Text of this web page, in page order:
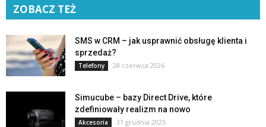
ZOBACZ TEŻ
SMS w CRM – jak usprawnić obsługę klienta i
sprzedaż?
Telefony 28 czerwca 2026
Simucube – bazy Direct Drive, które
zdefiniowały realizm na nowo
Akcesoria 31 grudnia 2025